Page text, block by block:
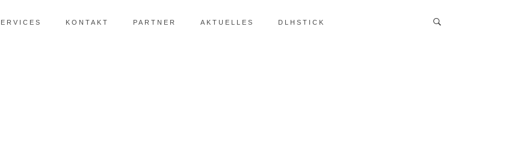
KONTAKT PARTNER AKTUELLES DLHSTICK